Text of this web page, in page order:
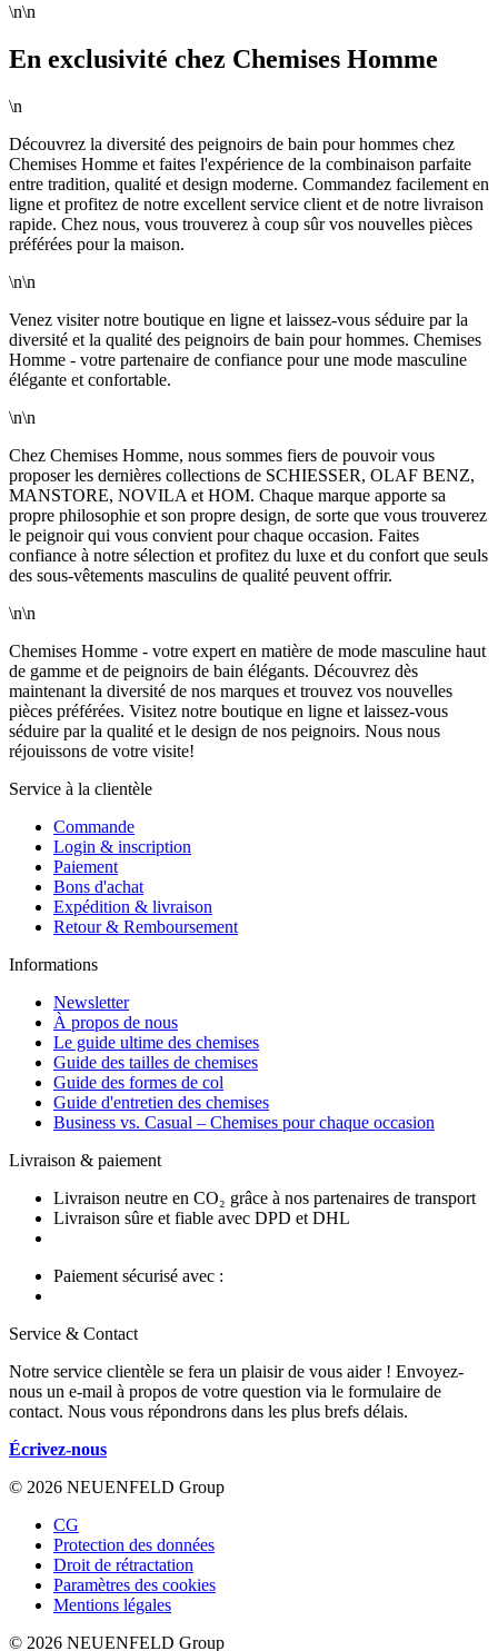
\n\n
En exclusivité chez Chemises Homme
\n
Découvrez la diversité des peignoirs de bain pour hommes chez
Chemises Homme et faites l'expérience de la combinaison parfaite
entre tradition, qualité et design moderne. Commandez facilement en
ligne et profitez de notre excellent service client et de notre livraison
rapide. Chez nous, vous trouverez à coup sûr vos nouvelles pièces
préférées pour la maison.
\n\n
Venez visiter notre boutique en ligne et laissez-vous séduire par la
diversité et la qualité des peignoirs de bain pour hommes. Chemises
Homme - votre partenaire de confiance pour une mode masculine
élégante et confortable.
\n\n
Chez Chemises Homme, nous sommes fiers de pouvoir vous
proposer les dernières collections de SCHIESSER, OLAF BENZ,
MANSTORE, NOVILA et HOM. Chaque marque apporte sa
propre philosophie et son propre design, de sorte que vous trouverez
le peignoir qui vous convient pour chaque occasion. Faites
confiance à notre sélection et profitez du luxe et du confort que seuls
des sous-vêtements masculins de qualité peuvent offrir.
\n\n
Chemises Homme - votre expert en matière de mode masculine haut
de gamme et de peignoirs de bain élégants. Découvrez dès
maintenant la diversité de nos marques et trouvez vos nouvelles
pièces préférées. Visitez notre boutique en ligne et laissez-vous
séduire par la qualité et le design de nos peignoirs. Nous nous
réjouissons de votre visite!
Service à la clientèle
Commande
Login & inscription
Paiement
Bons d'achat
Expédition & livraison
Retour & Remboursement
Informations
Newsletter
À propos de nous
Le guide ultime des chemises
Guide des tailles de chemises
Guide des formes de col
Guide d'entretien des chemises
Business vs. Casual – Chemises pour chaque occasion
Livraison & paiement
Livraison neutre en CO₂ grâce à nos partenaires de transport
Livraison sûre et fiable avec DPD et DHL
Paiement sécurisé avec :
Service & Contact
Notre service clientèle se fera un plaisir de vous aider ! Envoyez-
nous un e-mail à propos de votre question via le formulaire de
contact. Nous vous répondrons dans les plus brefs délais.
Écrivez-nous
© 2026 NEUENFELD Group
CG
Protection des données
Droit de rétractation
Paramètres des cookies
Mentions légales
© 2026 NEUENFELD Group